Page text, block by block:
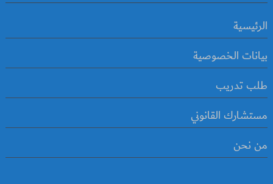
الرئيسية
بيانات الخصوصية
طلب تدريب
مستشارك القانوني
من نحن